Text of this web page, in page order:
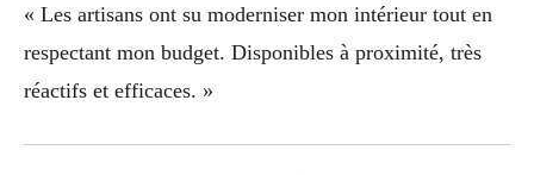
« Les artisans ont su moderniser mon intérieur tout en
respectant mon budget. Disponibles à proximité, très
réactifs et efficaces. »